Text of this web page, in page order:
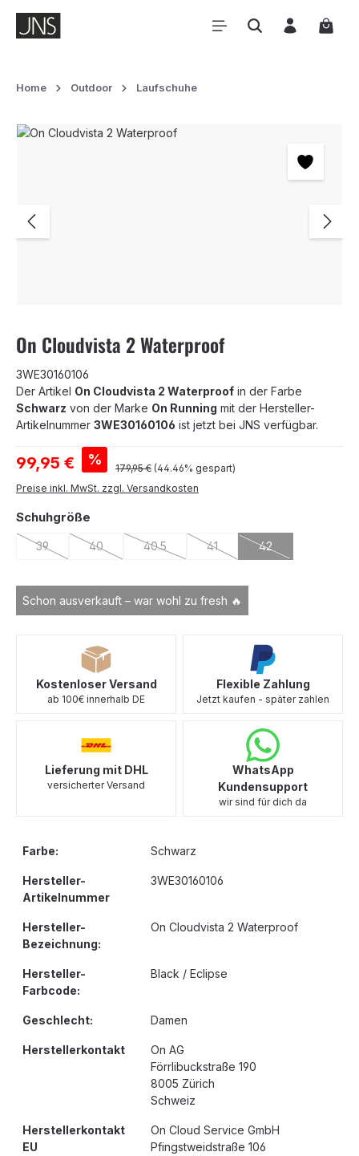
Zum Hauptinhalt springen
Home Outdoor Laufschuhe
Bildergalerie überspringen
On Cloudvista 2 Waterproof
3WE30160106
Der Artikel On Cloudvista 2 Waterproof in der Farbe
Schwarz von der Marke On Running mit der Hersteller-
Artikelnummer 3WE30160106 ist jetzt bei JNS verfügbar.
Verkaufspreis:
99,95 € % Regulärer Preis:
179,95 € (44.46% gespart)
Preise inkl. MwSt. zzgl. Versandkosten
Schon ausverkauft – war wohl zu fresh 🔥
Schuhgröße
39
(Diese Option ist zurzeit nicht verfügbar.)
40
(Diese Option ist zurzeit nicht verfügbar.)
40.5
(Diese Option ist zurzeit nicht verfügbar.)
41
(Diese Option ist zurzeit nicht
42
(Diese Option ist
Kostenloser Versand
ab 100€ innerhalb DE
Flexible Zahlung
Jetzt kaufen - später zahlen
Lieferung mit DHL
versicherter Versand
WhatsApp
Kundensupport
wir sind für dich da
Farbe: Schwarz
Hersteller-
Artikelnummer
3WE30160106
Hersteller-
Bezeichnung:
On Cloudvista 2 Waterproof
Hersteller-
Farbcode:
Black / Eclipse
Geschlecht: Damen
Herstellerkontakt
On AG
Förrlibuckstraße 190
8005 Zürich
Schweiz
Herstellerkontakt
EU
On Cloud Service GmbH
Pfingstweidstraße 106